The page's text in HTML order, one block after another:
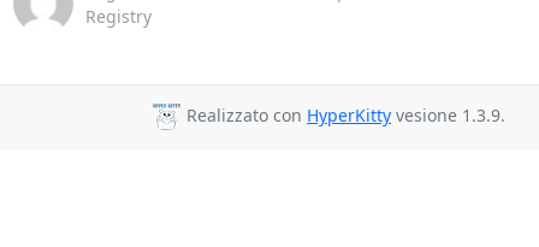
Registry
Realizzato con HyperKitty vesione 1.3.9.